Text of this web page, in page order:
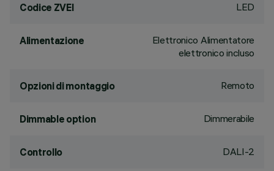
Codice ZVEI LED
Alimentazione
Elettronico Alimentatore
elettronico incluso
Opzioni di montaggio Remoto
Dimmable option Dimmerabile
Controllo DALI-2